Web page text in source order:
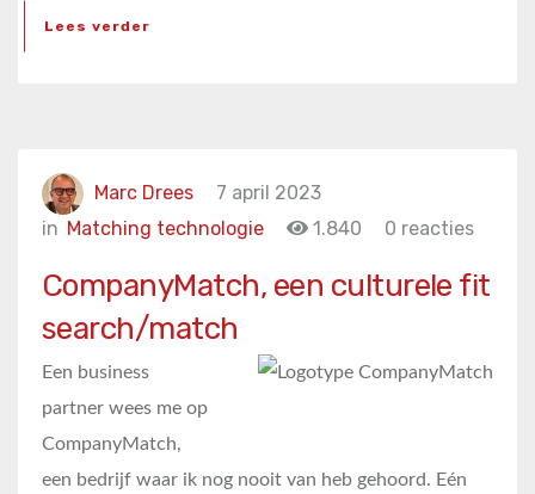
Lees verder
Marc Drees
7 april 2023
in Matching technologie 1.840 0 reacties
CompanyMatch, een culturele fit
search/match
Een business
partner wees me op
CompanyMatch,
een bedrijf waar ik nog nooit van heb gehoord. Eén